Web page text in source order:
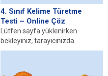
4. Sınıf Kelime Türetme
Testi – Online Çöz
Lütfen sayfa yüklenirken
bekleyiniz, tarayıcınızda
javascript desteğinin etkin
sayfa yüklenmediyse buraya...